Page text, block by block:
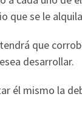
que se le
que
desarrollar.
él mismo la